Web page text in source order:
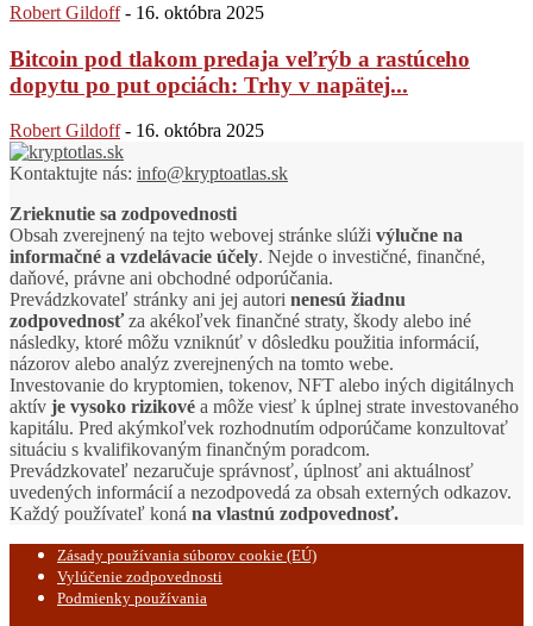
Robert Gildoff - 16. októbra 2025
Bitcoin pod tlakom predaja veľrýb a rastúceho
dopytu po put opciách: Trhy v napätej...
Robert Gildoff - 16. októbra 2025
Kontaktujte nás: info@kryptoatlas.sk
Zrieknutie sa zodpovednosti
Obsah zverejnený na tejto webovej stránke slúži výlučne na
informačné a vzdelávacie účely. Nejde o investičné, finančné,
daňové, právne ani obchodné odporúčania.
Prevádzkovateľ stránky ani jej autori nenesú žiadnu
zodpovednosťza akékoľvek finančné straty, škody alebo iné
následky, ktoré môžu vzniknúť v dôsledku použitia informácií,
názorov alebo analýz zverejnených na tomto webe.
Investovanie do kryptomien, tokenov, NFT alebo iných digitálnych
aktív je vysoko rizikové a môže viesť k úplnej strate investovaného
kapitálu. Pred akýmkoľvek rozhodnutím odporúčame konzultovať
situáciu s kvalifikovaným finančným poradcom.
Prevádzkovateľ nezaručuje správnosť, úplnosť ani aktuálnosť
uvedených informácií a nezodpovedá za obsah externých odkazov.
Každý používateľ koná na vlastnú zodpovednosť.
Zásady používania súborov cookie (EÚ)
Vylúčenie zodpovednosti
Podmienky používania